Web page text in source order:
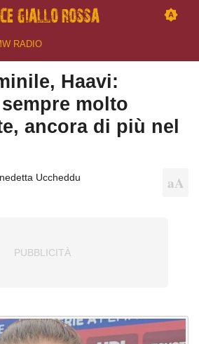
RADIO
Haavi:
molto
ancora di più nel
Uccheddu